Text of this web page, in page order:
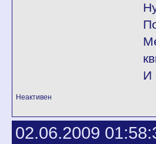
И
Неактивен
02.06.2009